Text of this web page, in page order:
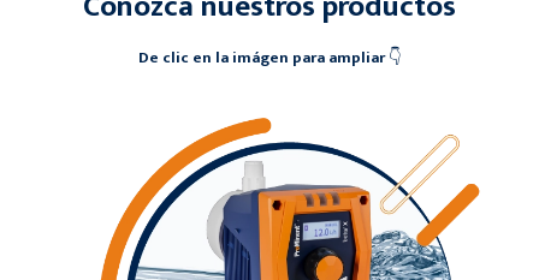
De clic en la imágen para ampliar👇